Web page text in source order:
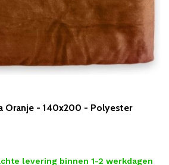
Oranje - 140x200 - Polyester
levering binnen 1-2 werkdagen